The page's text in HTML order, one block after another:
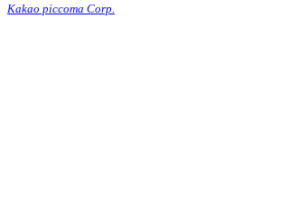
Kakao piccoma Corp.